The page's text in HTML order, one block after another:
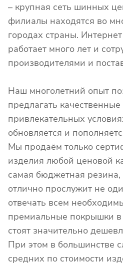
– крупная сеть шинных
филиалы находятся во
городах страны.
работает много лет и
производителями и
Наш многолетний опыт
предлагать
привлекательных
обновляется и
Мы продаём только
изделия любой ценовой
самая бюджетная резина,
отлично прослужит не
отвечать всем
премиальные покрышки
стоят значительно
При этом в большинстве
средних по стоимости